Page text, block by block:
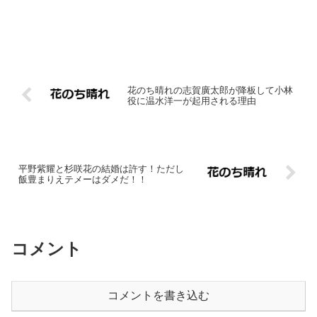
花のち晴れの志賀廣太郎が降板して小林
役に温水洋一が起用される理由
平野紫耀と杉咲花の結婚は許す！ただし
飯豊まりえテメーはダメだ！！
コメント
コメントを書き込む